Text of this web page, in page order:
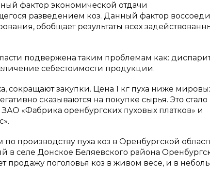
фактор экономической отдачи
разведением коз. Данный фактор
обобщает результаты всех
подвержена таким проблемам как:
себестоимости продукции.
закупки. Цена 1 кг пуха ниже
сказываются на покупке сырья. Это стало
«Фабрика оренбургских пуховых платков» и
пуха коз в Оренбургской
в селе Донское Беляевского района
продажу поголовья коз в живом весе, и в